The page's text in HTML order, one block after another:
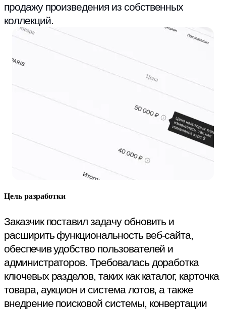
продажу произведения из собственных
коллекций.
Цель разработки
Заказчик поставил задачу обновить и
расширить функциональность веб-сайта,
обеспечив удобство пользователей и
администраторов. Требовалась доработка
ключевых разделов, таких как каталог, карточка
товара, аукцион и система лотов, а также
внедрение поисковой системы, конвертации